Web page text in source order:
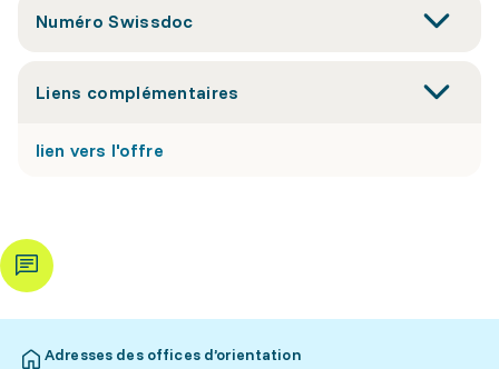
Numéro Swissdoc
Liens complémentaires
lien vers l'offre
Adresses des offices d’orientation